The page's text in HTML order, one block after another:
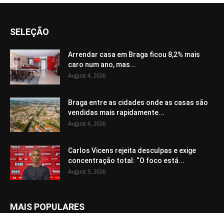
SELEÇÃO
Arrendar casa em Braga ficou 8,2% mais
caro num ano, mas...
August 4, 2026
Braga entre as cidades onde as casas são
vendidas mais rapidamente...
August 6, 2026
Carlos Vicens rejeita desculpas e exige
concentração total: “O foco está...
August 5, 2026
MAIS POPULARES